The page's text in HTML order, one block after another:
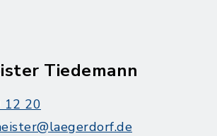
Tiedemann
12 20